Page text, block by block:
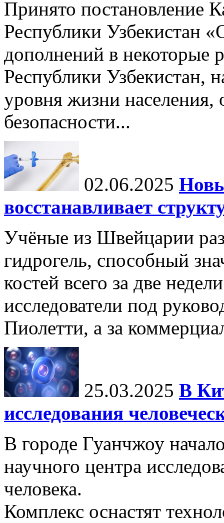
Принято постановление
Республики Узбекистан
дополнений в некоторые
Республики Узбекистан,
уровня жизни населения,
безопасности...
02.06.2025
восстанавливает
Учёные из Швейцарии
гидрогель, способный
костей всего за две
исследователи под
Пиолетти, а за
25.03.2025 В
исследования
В городе Гуанчжоу
научного центра
человека.
Комплекс оснастят